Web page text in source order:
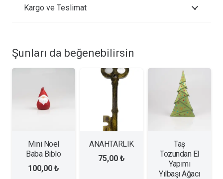
Kargo ve Teslimat
Şunları da beğenebilirsin
Mini Noel
Baba Biblo
100,00₺
ANAHTARLIK
75,00₺
Taş
Tozundan El
Yapımı
Yılbaşı Ağacı